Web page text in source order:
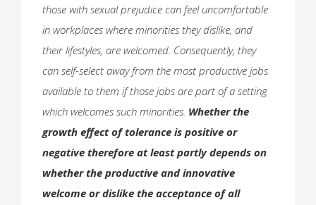
those with sexual prejudice can feel uncomfortable
in workplaces where minorities they dislike, and
their lifestyles, are welcomed. Consequently, they
can self-select away from the most productive jobs
available to them if those jobs are part of a setting
which welcomes such minorities. Whether the
growth effect of tolerance is positive or
negative therefore at least partly depends on
whether the productive and innovative
welcome or dislike the acceptance of all